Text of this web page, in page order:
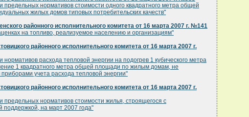
предельных нормативов стоимости одного квадратного метра общей
жилых домов типовых потребительских качеств"
районного исполнительного комитета от 16 марта 2007 г. №141
на топливо, реализуемое населению и организациям"
районного исполнительного комитета от 16 марта 2007 г.
нормативов расхода тепловой энергии на подогрев 1 кубического метра
1 квадратного метра общей площади по жилым домам, не
учета расхода тепловой энергии"
районного исполнительного комитета от 16 марта 2007 г.
предельных нормативов стоимости жилья, строящегося с
поддержкой, на март 2007 года"